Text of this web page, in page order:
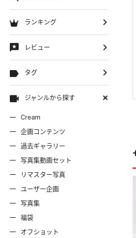
ランキング
レビュー
タグ
ジャンルから探す
Cream
企画コンテンツ
過去ギャラリー
写真集動画セット
リマスター写真
ユーザー企画
写真集
福袋
オフショット